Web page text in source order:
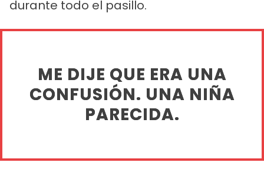
durante todo el pasillo.
ME DIJE QUE ERA UNA
CONFUSIÓN. UNA NIÑA
PARECIDA.